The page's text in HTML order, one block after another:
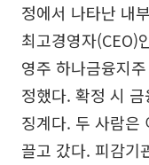
정에서 나타난 내
최고경영자(CEO)
영주 하나금융지
정했다. 확정 시
징계다. 두 사람은
끌고 갔다. 피감기